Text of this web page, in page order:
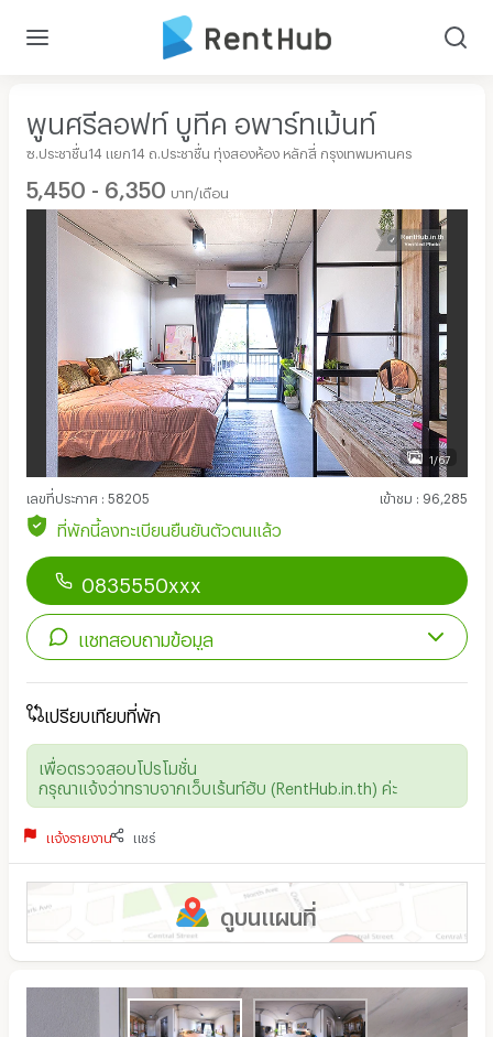
พูนศรีลอฟท์ บูทีค อพาร์ทเม้นท์
ซ.ประชาชื่น14 แยก14 ถ.ประชาชื่น ทุ่งสองห้อง หลักสี่ กรุงเทพมหานคร
5,450 - 6,350 บาท/เดือน
1/67
เลขที่ประกาศ : 58205 เข้าชม : 96,285
ที่พักนี้ลงทะเบียนยืนยันตัวตนแล้ว
0835550xxx
แชทสอบถามข้อมูล
เปรียบเทียบที่พัก
เพื่อตรวจสอบโปรโมชั่น
กรุณาแจ้งว่าทราบจากเว็บเร้นท์ฮับ (RentHub.in.th) ค่ะ
แจ้งรายงาน แชร์
ดูบนแผนที่